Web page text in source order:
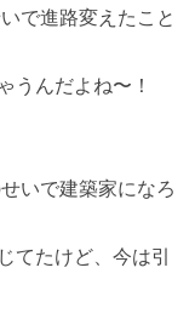
で進路変えたこと
うんだよね〜！
いで建築家になろ
てたけど、今は引